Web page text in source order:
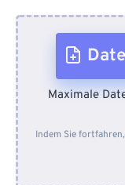
Maximale
Indem Sie